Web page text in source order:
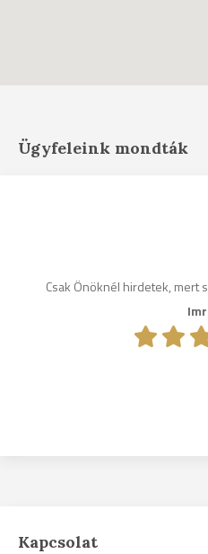
Ügyfeleink mondták
Csak Önöknél hirdetek, mert
Kapcsolat